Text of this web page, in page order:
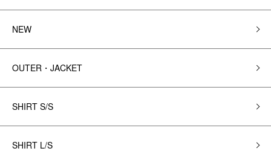
NEW
OUTER・JACKET
SHIRT S/S
SHIRT L/S